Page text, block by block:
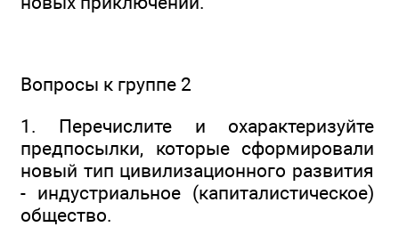
Вопросы к группе 2
1. Перечислите и охарактеризуйте
предпосылки, которые сформировали
новый тип цивилизационного развития
- индустриальное (капиталистическое)
общество.